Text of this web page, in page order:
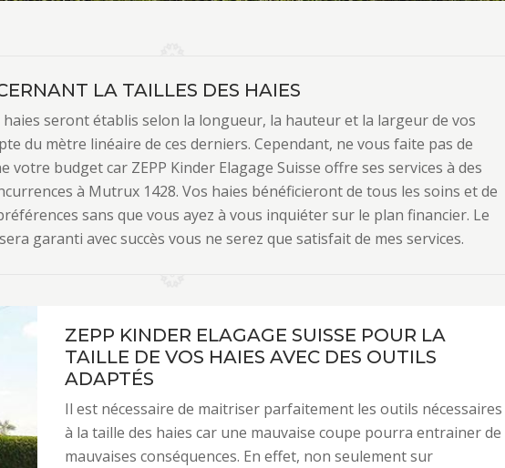
LA TAILLES DES HAIES
haies seront établis selon la longueur, la hauteur et la largeur de vos
du mètre linéaire de ces derniers. Cependant, ne vous faite pas de
votre budget car ZEPP Kinder Elagage Suisse offre ses services à des
à Mutrux 1428. Vos haies bénéficieront de tous les soins et de
sans que vous ayez à vous inquiéter sur le plan financier. Le
garanti avec succès vous ne serez que satisfait de mes services.
ZEPP KINDER ELAGAGE SUISSE POUR LA
TAILLE DE VOS HAIES AVEC DES OUTILS
ADAPTÉS
Il est nécessaire de maitriser parfaitement les outils nécessaires
à la taille des haies car une mauvaise coupe pourra entrainer de
mauvaises conséquences. En effet, non seulement sur